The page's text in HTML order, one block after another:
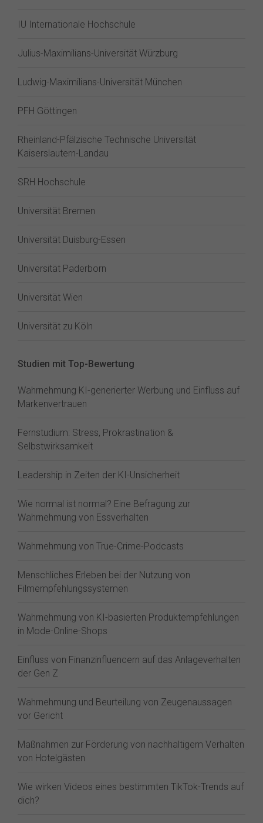
IU Internationale Hochschule
Julius-Maximilians-Universität Würzburg
Ludwig-Maximilians-Universität München
PFH Göttingen
Rheinland-Pfälzische Technische Universität
Kaiserslautern-Landau
SRH Hochschule
Universität Bremen
Universität Duisburg-Essen
Universität Paderborn
Universität Wien
Universität zu Köln
Studien mit Top-Bewertung
Wahrnehmung KI-generierter Werbung und Einfluss auf
Markenvertrauen
Fernstudium: Stress, Prokrastination &
Selbstwirksamkeit
Leadership in Zeiten der KI-Unsicherheit
Wie normal ist normal? Eine Befragung zur
Wahrnehmung von Essverhalten
Wahrnehmung von True-Crime-Podcasts
Menschliches Erleben bei der Nutzung von
Filmempfehlungssystemen
Wahrnehmung von KI-basierten Produktempfehlungen
in Mode-Online-Shops
Einfluss von Finanzinfluencern auf das Anlageverhalten
der Gen Z⁠
Wahrnehmung und Beurteilung von Zeugenaussagen
vor Gericht
Maßnahmen zur Förderung von nachhaltigem Verhalten
von Hotelgästen
Wie wirken Videos eines bestimmten TikTok-Trends auf
dich?